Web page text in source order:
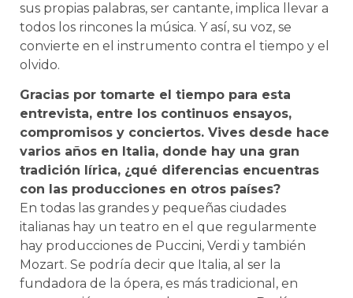
sus propias palabras, ser cantante, implica llevar a
todos los rincones la música. Y así, su voz, se
convierte en el instrumento contra el tiempo y el
olvido.
Gracias por tomarte el tiempo para esta
entrevista, entre los continuos ensayos,
compromisos y conciertos. Vives desde hace
varios años en Italia, donde hay una gran
tradición lírica, ¿qué diferencias encuentras
con las producciones en otros países?
En todas las grandes y pequeñas ciudades
italianas hay un teatro en el que regularmente
hay producciones de Puccini, Verdi y también
Mozart. Se podría decir que Italia, al ser la
fundadora de la ópera, es más tradicional, en